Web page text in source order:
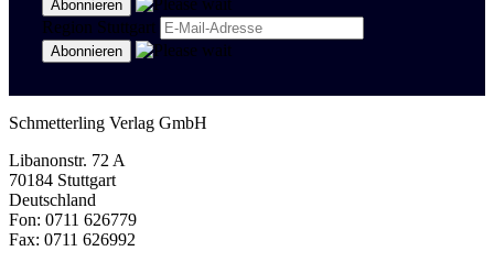
Region Stuttgart
Schmetterling Verlag GmbH
Libanonstr. 72 A
70184 Stuttgart
Deutschland
Fon: 0711 626779
Fax: 0711 626992